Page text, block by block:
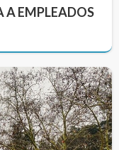
A EMPLEADOS